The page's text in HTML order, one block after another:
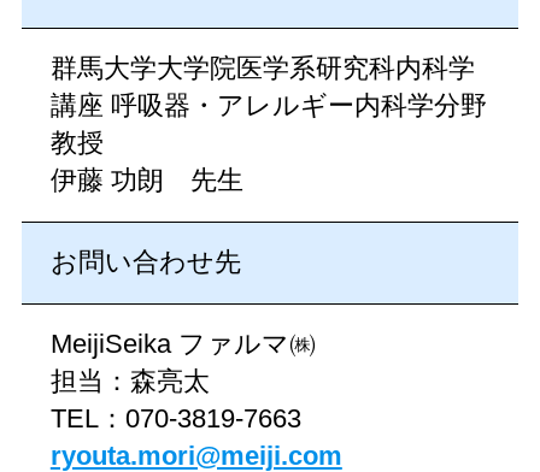
群馬大学大学院医学系研究科内科学
講座 呼吸器・アレルギー内科学分野
教授
伊藤 功朗 先生
お問い合わせ先
MeijiSeika ファルマ㈱
担当：森亮太
TEL：070-3819-7663
ryouta.mori@meiji.com